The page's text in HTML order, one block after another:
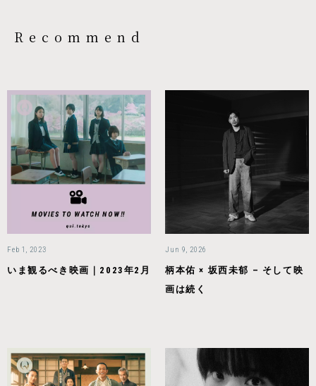
Recommend
Feb 1, 2023
いま観るべき映画｜2023年2月
Jun 9, 2026
柄本佑 × 坂西未郁 – そして映
画は続く